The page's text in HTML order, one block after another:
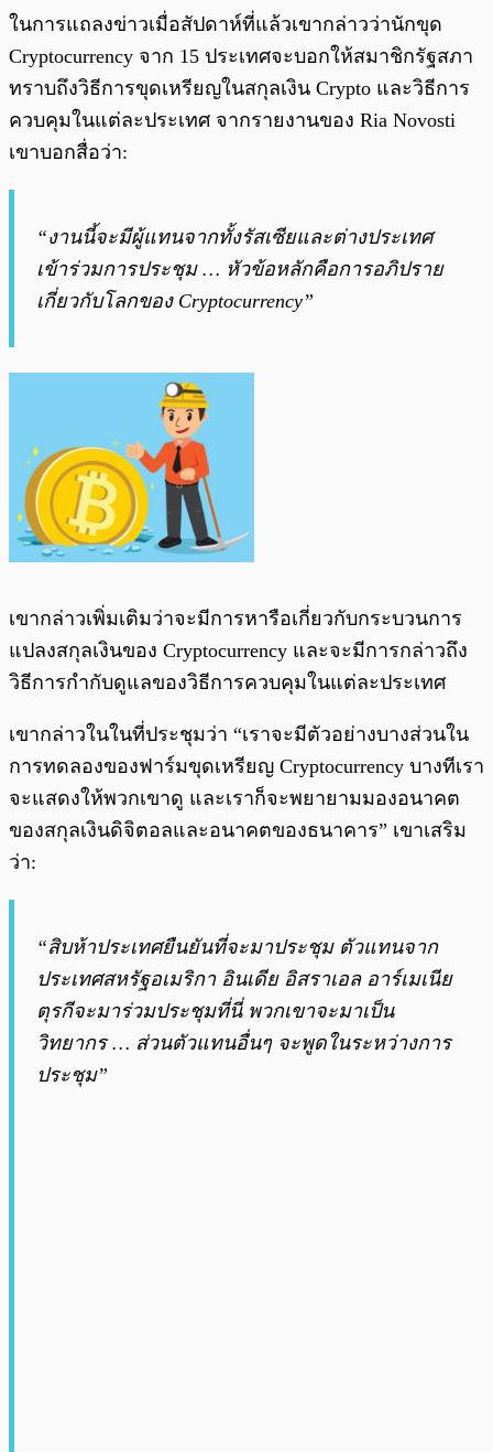
ในการแถลงข่าวเมื่อสัปดาห์ที่แล้วเขากล่าวว่านักขุด
Cryptocurrency จาก 15 ประเทศจะบอกให้สมาชิกรัฐสภา
ทราบถึงวิธีการขุดเหรียญในสกุลเงิน Crypto และวิธีการ
ควบคุมในแต่ละประเทศ จากรายงานของ Ria Novosti
เขาบอกสื่อว่า:
“งานนี้จะมีผู้แทนจากทั้งรัสเซียและต่างประเทศ
เข้าร่วมการประชุม … หัวข้อหลักคือการอภิปราย
เกี่ยวกับโลกของ Cryptocurrency”
เขากล่าวเพิ่มเติมว่าจะมีการหารือเกี่ยวกับกระบวนการ
แปลงสกุลเงินของ Cryptocurrency และจะมีการกล่าวถึง
วิธีการกำกับดูแลของวิธีการควบคุมในแต่ละประเทศ
เขากล่าวในในที่ประชุมว่า “เราจะมีตัวอย่างบางส่วนใน
การทดลองของฟาร์มขุดเหรียญ Cryptocurrency บางทีเรา
จะแสดงให้พวกเขาดู และเราก็จะพยายามมองอนาคต
ของสกุลเงินดิจิตอลและอนาคตของธนาคาร” เขาเสริม
ว่า:
“สิบห้าประเทศยืนยันที่จะมาประชุม ตัวแทนจาก
ประเทศสหรัฐอเมริกา อินเดีย อิสราเอล อาร์เมเนีย
ตุรกีจะมาร่วมประชุมที่นี่ พวกเขาจะมาเป็น
วิทยากร … ส่วนตัวแทนอื่นๆ จะพูดในระหว่างการ
ประชุม”